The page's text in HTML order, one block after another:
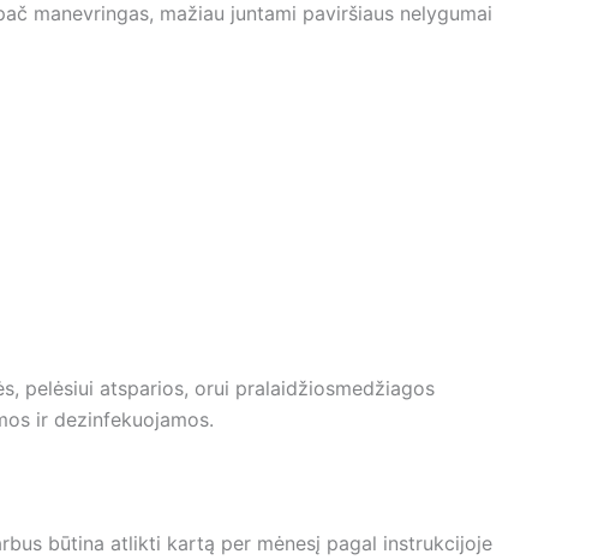
manevringas, mažiau juntami paviršiaus nelygumai
pelėsiui atsparios, orui pralaidžiosmedžiagos
ir dezinfekuojamos.
būtina atlikti kartą per mėnesį pagal instrukcijoje